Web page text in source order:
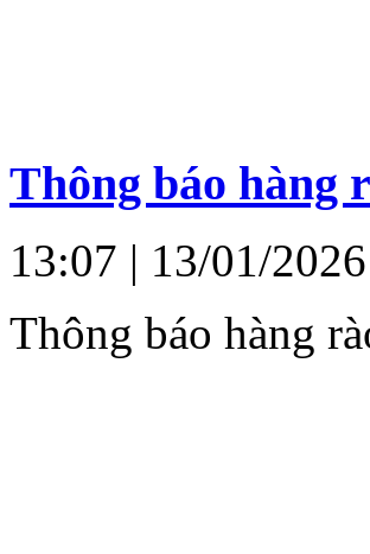
Thông báo hàng
13:07 | 13/01/2026
Thông báo hàng